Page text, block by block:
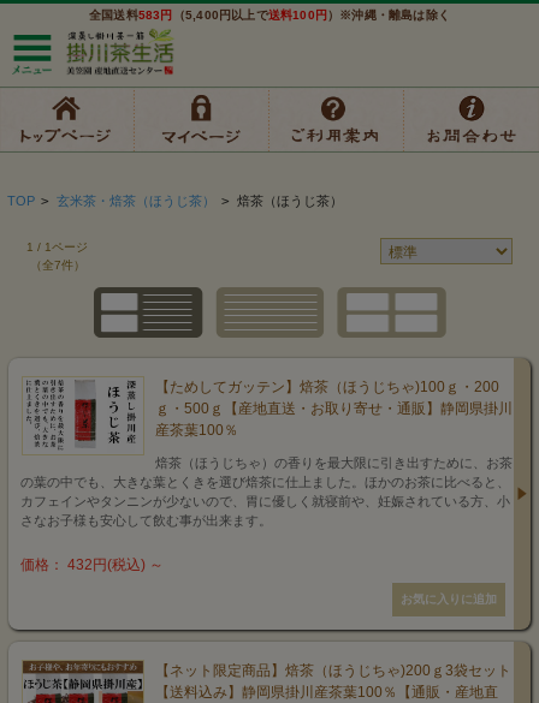
全国送料583円 （5,400円以上で送料100円 ）※沖縄・離島は除く
TOP > 玄米茶・焙茶（ほうじ茶） > 焙茶（ほうじ茶）
1 / 1ページ
（全7件）
【ためしてガッテン】焙茶（ほうじちゃ)100ｇ・200
ｇ・500ｇ【産地直送・お取り寄せ・通販】静岡県掛川
産茶葉100％
焙茶（ほうじちゃ）の香りを最大限に引き出すために、お茶
の葉の中でも、大きな葉とくきを選び焙茶に仕上ました。ほかのお茶に比べると、
カフェインやタンニンが少ないので、胃に優しく就寝前や、妊娠されている方、小
さなお子様も安心して飲む事が出来ます。
価格： 432円(税込) ～
【ネット限定商品】焙茶（ほうじちゃ)200ｇ3袋セット
【送料込み】静岡県掛川産茶葉100％【通販・産地直